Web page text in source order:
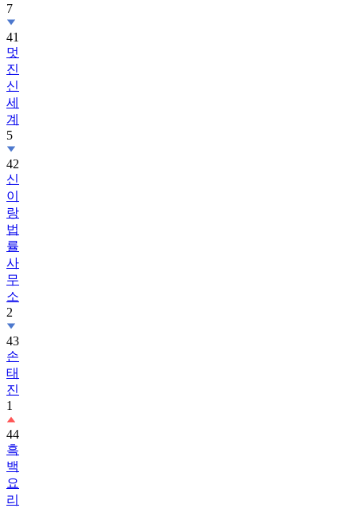
7
41
멋
진
신
세
계
5
42
신
이
랑
법
률
사
무
소
2
43
손
태
진
1
44
흑
백
요
리